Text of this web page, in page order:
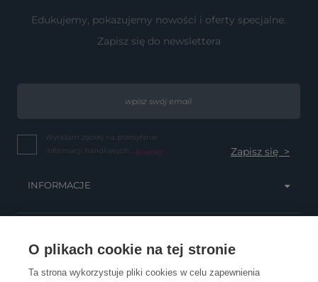
O plikach cookie na tej stronie
Ta strona wykorzystuje pliki cookies w celu zapewnienia
Edukujemy, pokazujemy nowości i oferty specjalne.
Zapisz się do newslettera
Wyrażam zgodę na przesyłanie
informacji handlowych... (więcej)
INFORMACJE
OBSŁUGA KLIENTA